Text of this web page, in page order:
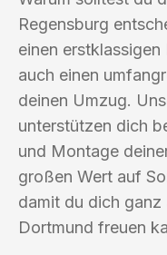
Regensburg
einen erstklassigen
auch einen
deinen Umzug.
unterstützen dich
und Montage
großen Wert auf
damit du dich ganz
Dortmund freuen